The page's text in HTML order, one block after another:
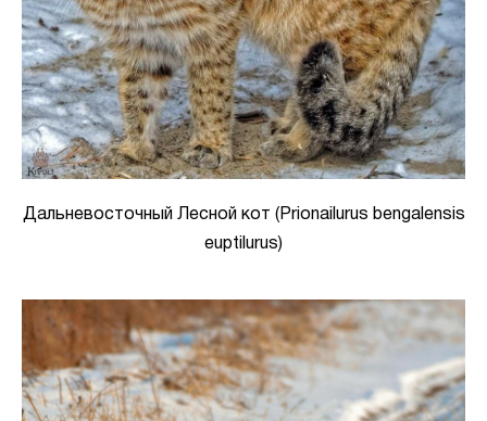
Дальневосточный Лесной кот (Prionailurus bengalensis
euptilurus)